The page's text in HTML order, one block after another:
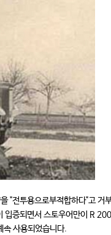
"전투용으로부적합하다"고 거
입증되면서 스토우어만이 R
속 사용되었습니다.